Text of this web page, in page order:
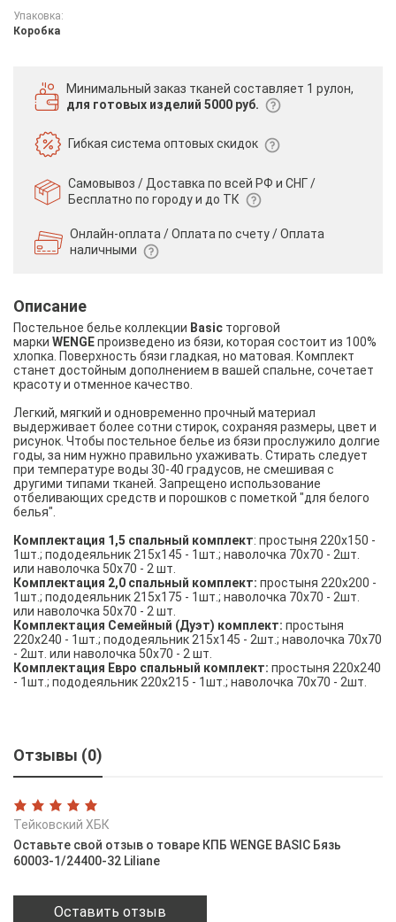
Упаковка:
Коробка
Минимальный заказ тканей составляет 1 рулон,
для готовых изделий 5000 руб.
Гибкая системаоптовых скидок
Самовывоз / Доставка по всей РФ и СНГ /
Бесплатно по городу и до ТК
Онлайн-оплата / Оплата по счету /Оплата
наличными
Описание
Постельное белье коллекции Basic торговой
марки WENGEпроизведено из бязи, которая состоит из 100%
хлопка. Поверхность бязи гладкая, но матовая. Комплект
станет достойным дополнением в вашей спальне, сочетает
красоту и отменное качество.
Легкий, мягкий и одновременно прочный материал
выдерживает более сотни стирок, сохраняя размеры, цвет и
рисунок. Чтобы постельное белье из бязи прослужило долгие
годы, за ним нужно правильно ухаживать. Стирать следует
при температуре воды 30-40 градусов, не смешивая с
другими типами тканей. Запрещено использование
отбеливающих средств и порошков с пометкой "для белого
белья".
Комплектация 1,5 спальный комплект: простыня 220х150 -
1шт.; пододеяльник 215х145 - 1шт.; наволочка 70х70 - 2шт.
или наволочка 50х70 - 2 шт.
Комплектация 2,0 спальный комплект: простыня 220х200 -
1шт.; пододеяльник 215х175 - 1шт.; наволочка 70х70 - 2шт.
или наволочка 50х70 - 2 шт.
Комплектация Семейный (Дуэт) комплект: простыня
220х240 - 1шт.; пододеяльник 215х145 - 2шт.; наволочка 70х70
- 2шт. или наволочка 50х70 - 2 шт.
Комплектация Евро спальный комплект: простыня 220х240
- 1шт.; пододеяльник 220х215 - 1шт.; наволочка 70х70 - 2шт.
Отзывы (0)
Тейковский ХБК
Оставьте свой отзыв о товаре КПБ WENGE BASIC Бязь
60003-1/24400-32 Liliane
Оставить отзыв